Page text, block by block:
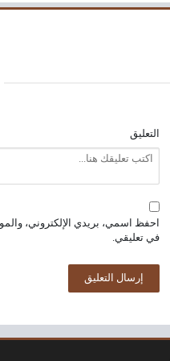
التعليق
احفظ اسمي، بريدي الإلكتروني،
في تعليقي.